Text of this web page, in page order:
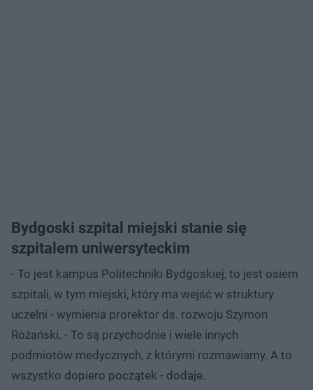
Bydgoski szpital miejski stanie się
szpitalem uniwersyteckim
- To jest kampus Politechniki Bydgoskiej, to jest osiem
szpitali, w tym miejski, który ma wejść w struktury
uczelni - wymienia prorektor ds. rozwoju Szymon
Różański. - To są przychodnie i wiele innych
podmiotów medycznych, z którymi rozmawiamy. A to
wszystko dopiero początek - dodaje.